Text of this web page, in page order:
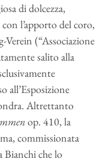
di dolcezza,
l’apporto del coro,
(“Associazione
salito alla
all’Esposizione
Altrettanto
op. 410, la
commissionata
Bianchi che lo